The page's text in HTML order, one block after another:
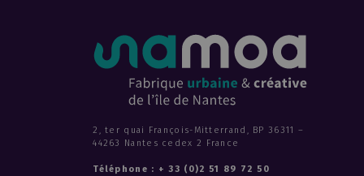
2, ter quai François-Mitterrand, BP 36311 –
44263 Nantes cedex 2 France
Téléphone : + 33 (0)2 51 89 72 50